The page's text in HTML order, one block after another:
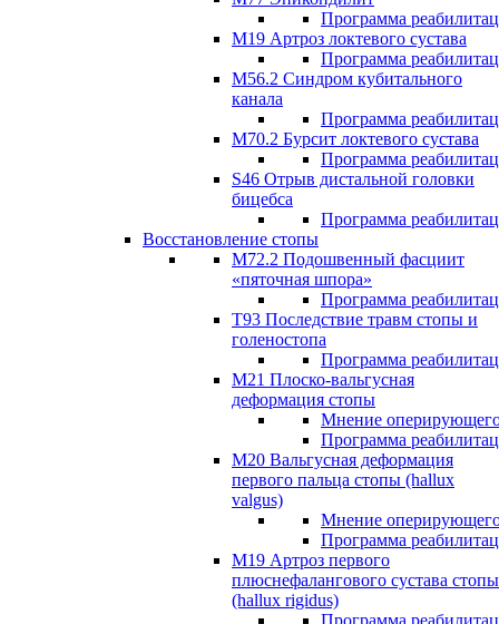
Программа
M19 Артроз локтевого сустава
Программа
М56.2 Синдром кубитального
канала
Программа
M70.2 Бурсит локтевого сустава
Программа
S46 Отрыв дистальной головки
бицебса
Программа
Восстановление стопы
М72.2 Подошвенный фасциит
«пяточная шпора»
Программа
Т93 Последствие травм стопы и
голеностопа
Программа
М21 Плоско-вальгусная
деформация стопы
Мнение
Программа
М20 Вальгусная деформация
первого пальца стопы (hallux
valgus)
Мнение
Программа
М19 Артроз первого
плюснефалангового сустава стопы
(hallux rigidus)
Программа